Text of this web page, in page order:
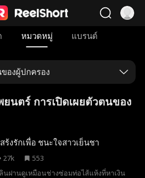
หมวดหมู่ แบรนด์
องผู้ปกครอง
นตร์ การเปิดเผยตัวตนของ
ร้งรักเพื่อ ชนะใจสาวเย็นชา
27k
553
นฝานดูเหมือนช่างซ่อมท่อไส้แห้งที่หาเงิน